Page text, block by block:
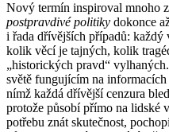
Nový termín inspiroval mnoho
postpravdivé politiky dokonce
i řada dřívějších případů: každý
kolik věcí je tajných, kolik
„historických pravd“
světě fungujícím na
nímž každá dřívější cenzura
protože působí přímo na lidské
potřebu znát skutečnost,